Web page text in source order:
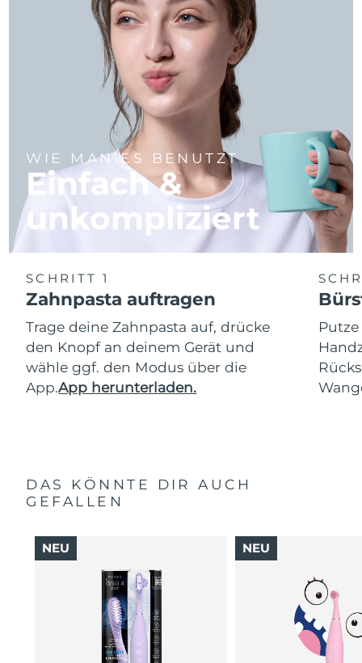
WIE MAN ES BENUTZT
Einfach &
unkompliziert
SCHRITT 1
Zahnpasta auftragen
Trage deine Zahnpasta auf, drücke
den Knopf an deinem Gerät und
wähle ggf. den Modus über die
App.App herunterladen.
DAS KÖNNTE DIR AUCH
GEFALLEN
NEU NEU